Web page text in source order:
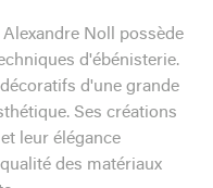
Noll possède
d'ébénisterie.
d'une grande
Ses créations
leur élégance
des matériaux